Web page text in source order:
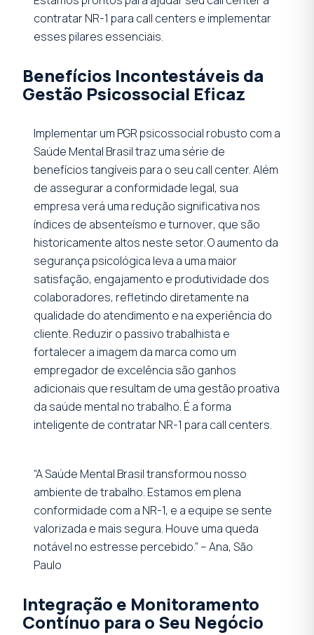
contratar NR-1 para call centers e implementar
esses pilares essenciais.
Benefícios Incontestáveis da
Gestão Psicossocial Eficaz
Implementar um PGR psicossocial robusto com a
Saúde Mental Brasil traz uma série de
benefícios tangíveis para o seu call center. Além
de assegurar a conformidade legal, sua
empresa verá uma redução significativa nos
índices de absenteísmo eturnover, que são
historicamente altos neste setor. O aumento da
segurança psicológica leva a uma maior
satisfação, engajamento e produtividade dos
colaboradores, refletindo diretamente na
qualidade do atendimento e na experiência do
cliente. Reduzir o passivo trabalhista e
fortalecer a imagem da marca como um
empregador de excelência são ganhos
adicionais que resultam de uma gestão proativa
da saúde mental no trabalho. É a forma
inteligente de contratar NR-1 para call centers.
“A Saúde Mental Brasil transformou nosso
ambiente de trabalho. Estamos em plena
conformidade com a NR-1, e a equipe se sente
valorizada e mais segura. Houve uma queda
notável no estresse percebido.” – Ana, São
Paulo
Integração e Monitoramento
Contínuo para o Seu Negócio